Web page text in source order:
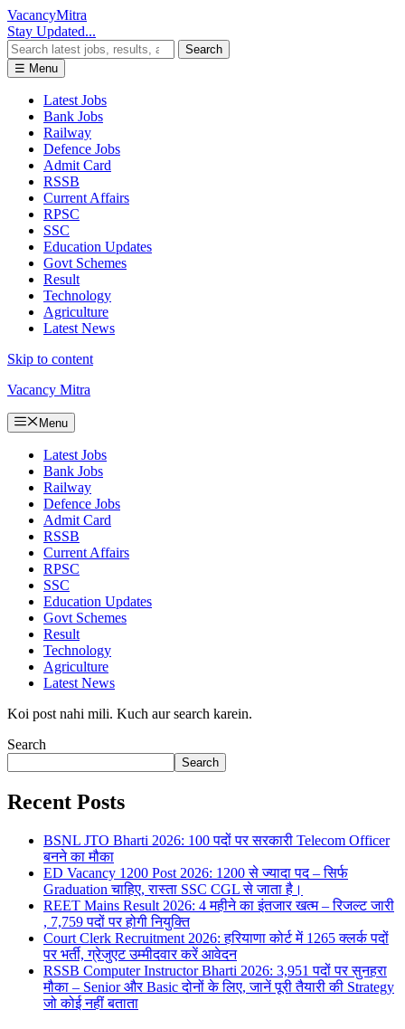
VacancyMitra
Stay Updated...
Search
☰ Menu
Latest Jobs
Bank Jobs
Railway
Defence Jobs
Admit Card
RSSB
Current Affairs
RPSC
SSC
Education Updates
Govt Schemes
Result
Technology
Agriculture
Latest News
Skip to content
Vacancy Mitra
Menu
Latest Jobs
Bank Jobs
Railway
Defence Jobs
Admit Card
RSSB
Current Affairs
RPSC
SSC
Education Updates
Govt Schemes
Result
Technology
Agriculture
Latest News
Koi post nahi mili. Kuch aur search karein.
Search
Search
Recent Posts
BSNL JTO Bharti 2026: 100 पदों पर सरकारी Telecom Officer
बनने का मौका
ED Vacancy 1200 Post 2026: 1200 से ज्यादा पद – सिर्फ
Graduation चाहिए, रास्ता SSC CGL से जाता है।
REET Mains Result 2026: 4 महीने का इंतजार खत्म – रिजल्ट जारी
, 7,759 पदों पर होगी नियुक्ति
Court Clerk Recruitment 2026: हरियाणा कोर्ट में 1265 क्लर्क पदों
पर भर्ती, ग्रेजुएट उम्मीदवार करें आवेदन
RSSB Computer Instructor Bharti 2026: 3,951 पदों पर सुनहरा
मौका – Senior और Basic दोनों के लिए, जानें पूरी तैयारी की Strategy
जो कोई नहीं बताता